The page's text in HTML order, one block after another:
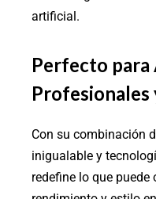
artificial.
Perfecto para
Profesionales
Con su combinación
inigualable y
redefine lo que